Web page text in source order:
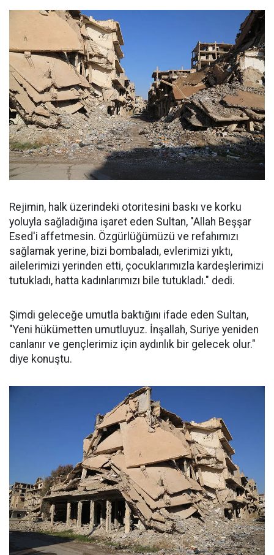
Rejimin, halk üzerindeki otoritesini baskı ve korku
yoluyla sağladığına işaret eden Sultan, "Allah Beşşar
Esed'i affetmesin. Özgürlüğümüzü ve refahımızı
sağlamak yerine, bizi bombaladı, evlerimizi yıktı,
ailelerimizi yerinden etti, çocuklarımızla kardeşlerimizi
tutukladı, hatta kadınlarımızı bile tutukladı." dedi.
Şimdi geleceğe umutla baktığını ifade eden Sultan,
"Yeni hükümetten umutluyuz. İnşallah, Suriye yeniden
canlanır ve gençlerimiz için aydınlık bir gelecek olur."
diye konuştu.